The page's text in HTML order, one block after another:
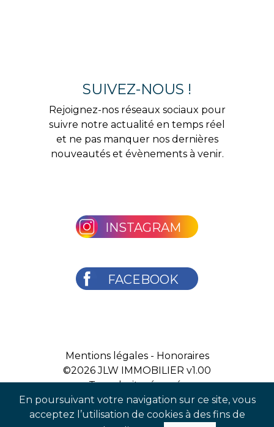
En poursuivant votre navigation sur ce site, vous
acceptez l’utilisation de cookies à des fins de
SUIVEZ-NOUS !
Rejoignez-nos réseaux sociaux pour
suivre notre actualité en temps réel
et ne pas manquer nos dernières
nouveautés et évènements à venir.
INSTAGRAM
FACEBOOK
Mentions légales- Honoraires
©2026JLW IMMOBILIER v1.00
Tous droits réservés